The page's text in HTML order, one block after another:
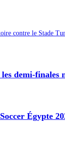
contre le Stade
demi-
Égypte